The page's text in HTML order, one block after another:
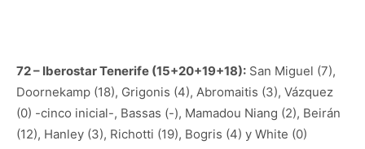
72 – Iberostar Tenerife (15+20+19+18): San Miguel (7),
Doornekamp (18), Grigonis (4), Abromaitis (3), Vázquez
(0) -cinco inicial-, Bassas (-), Mamadou Niang (2), Beirán
(12), Hanley (3), Richotti (19), Bogris (4) y White (0)